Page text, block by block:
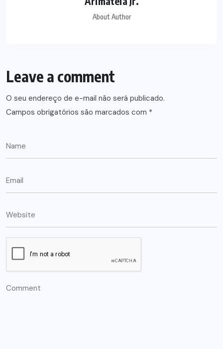
About Author
Leave a comment
O seu endereço de e-mail não será publicado.
Campos obrigatórios são marcados com *